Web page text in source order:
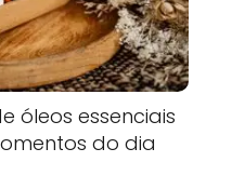
óleos essenciais
do dia